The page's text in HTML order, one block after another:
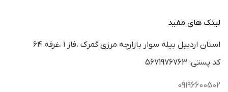
لینک های مفید
استان اردبيل بيله سوار بازارچه مرزي گمرك ،فاز ١ ،غرفه ٦٤
كد پستي: 5671976763
09196600502